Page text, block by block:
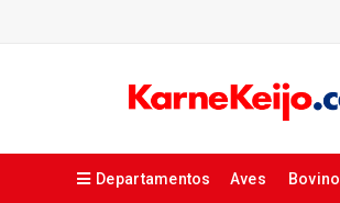
Departamentos Aves